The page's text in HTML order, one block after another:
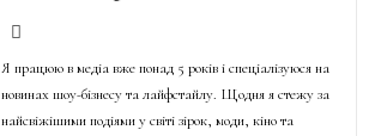
Я працюю в медіа вже понад 5 років і спеціалізуюся на
новинах шоу-бізнесу та лайфстайлу. Щодня я стежу за
найсвіжішими подіями у світі зірок, моди, кіно та